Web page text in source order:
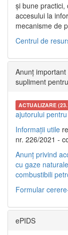
și bune practici,
accesului la
mecanisme de
Centrul de
Anunț
supliment
ACTUALIZARE
ajutorului
Informații utile
nr. 226/2021 -
Anunț privind
cu gaze
combustibili
Formular
ePIDS